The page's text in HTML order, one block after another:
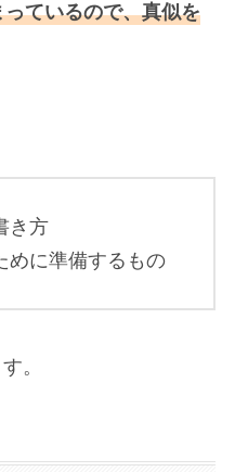
ているので、真似を
き方
めに準備するもの
。